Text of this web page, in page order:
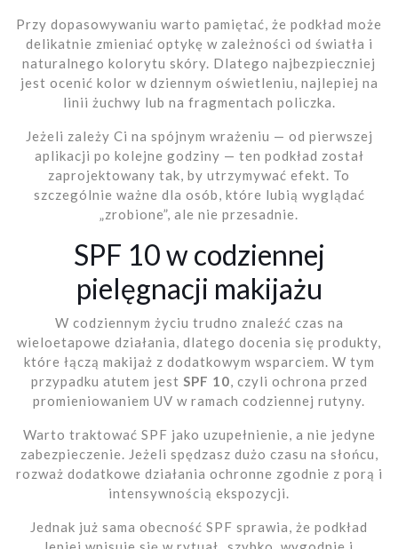
Przy dopasowywaniu warto pamiętać, że podkład może
delikatnie zmieniać optykę w zależności od światła i
naturalnego kolorytu skóry. Dlatego najbezpieczniej
jest ocenić kolor w dziennym oświetleniu, najlepiej na
linii żuchwy lub na fragmentach policzka.
Jeżeli zależy Ci na spójnym wrażeniu — od pierwszej
aplikacji po kolejne godziny — ten podkład został
zaprojektowany tak, by utrzymywać efekt. To
szczególnie ważne dla osób, które lubią wyglądać
„zrobione”, ale nie przesadnie.
SPF 10 w codziennej
pielęgnacji makijażu
W codziennym życiu trudno znaleźć czas na
wieloetapowe działania, dlatego docenia się produkty,
które łączą makijaż z dodatkowym wsparciem. W tym
przypadku atutem jest SPF 10, czyli ochrona przed
promieniowaniem UV w ramach codziennej rutyny.
Warto traktować SPF jako uzupełnienie, a nie jedyne
zabezpieczenie. Jeżeli spędzasz dużo czasu na słońcu,
rozważ dodatkowe działania ochronne zgodnie z porą i
intensywnością ekspozycji.
Jednak już sama obecność SPF sprawia, że podkład